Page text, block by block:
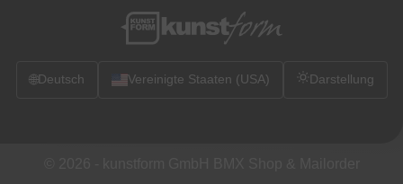
🌐Deutsch Vereinigte Staaten (USA) Darstellung